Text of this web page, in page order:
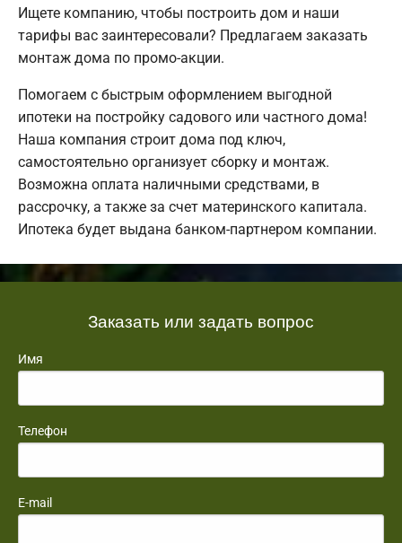
Ищете компанию, чтобы построить дом и наши
тарифы вас заинтересовали? Предлагаем заказать
монтаж дома по промо-акции.
Помогаем с быстрым оформлением выгодной
ипотеки на постройку садового или частного дома!
Наша компания строит дома под ключ,
самостоятельно организует сборку и монтаж.
Возможна оплата наличными средствами, в
рассрочку, а также за счет материнского капитала.
Ипотека будет выдана банком-партнером компании.
Заказать или задать вопрос
Имя
Телефон
E-mail